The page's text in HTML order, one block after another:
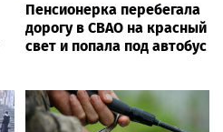
Пенсионерка перебегала
дорогу в СВАО на красный
свет и попала под автобус